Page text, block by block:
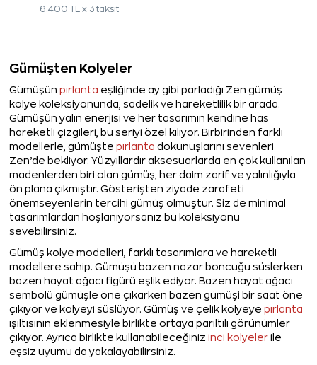
6.400 TL x 3 taksit
Gümüşten Kolyeler
Gümüşün pırlanta eşliğinde ay gibi parladığı Zen gümüş
kolye koleksiyonunda, sadelik ve hareketlilik bir arada.
Gümüşün yalın enerjisi ve her tasarımın kendine has
hareketli çizgileri, bu seriyi özel kılıyor. Birbirinden farklı
modellerle, gümüşte pırlanta dokunuşlarını sevenleri
Zen’de bekliyor. Yüzyıllardır aksesuarlarda en çok kullanılan
madenlerden biri olan gümüş, her daim zarif ve yalınlığıyla
ön plana çıkmıştır. Gösterişten ziyade zarafeti
önemseyenlerin tercihi gümüş olmuştur. Siz de minimal
tasarımlardan hoşlanıyorsanız bu koleksiyonu
sevebilirsiniz.
Gümüş kolye modelleri, farklı tasarımlara ve hareketli
modellere sahip. Gümüşü bazen nazar boncuğu süslerken
bazen hayat ağacı figürü eşlik ediyor. Bazen hayat ağacı
sembolü gümüşle öne çıkarken bazen gümüşi bir saat öne
çıkıyor ve kolyeyi süslüyor. Gümüş ve çelik kolyeye pırlanta
ışıltısının eklenmesiyle birlikte ortaya parıltılı görünümler
çıkıyor. Ayrıca birlikte kullanabileceğiniz inci kolyeler ile
eşsiz uyumu da yakalayabilirsiniz.